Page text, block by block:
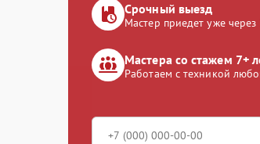
Срочный выезд
Мастер приедет уже
Мастера со стажем 7+
Работаем с техникой